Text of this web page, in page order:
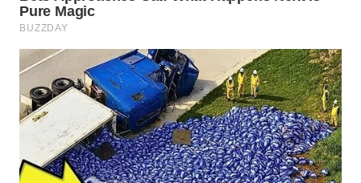
WAHANA
LISTRIK
WAHANA
TRAVEL
WAHANA
TV